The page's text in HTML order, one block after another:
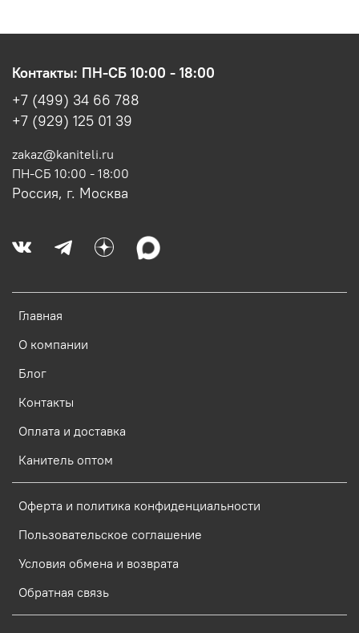
Главная
О компании
Блог
Контакты
Оплата и доставка
Канитель оптом
Оферта и политика конфиденциальности
Пользовательское соглашение
Условия обмена и возврата
Обратная связь
Контакты: ПН-СБ 10:00 - 18:00
+7 (499) 34 66 788
+7 (929) 125 01 39
zakaz@kaniteli.ru
ПН-СБ 10:00 - 18:00
Россия, г. Москва